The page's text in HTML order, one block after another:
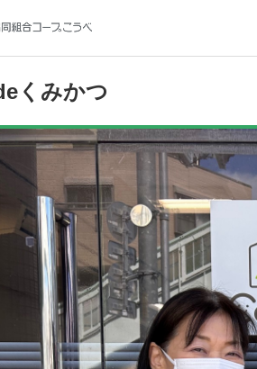
くみかつ